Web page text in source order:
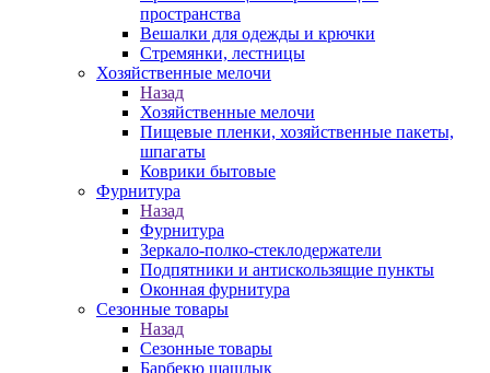
пространства
Вешалки для одежды и крючки
Стремянки, лестницы
Хозяйственные мелочи
Назад
Хозяйственные мелочи
Пищевые пленки, хозяйственные пакеты,
шпагаты
Коврики бытовые
Фурнитура
Назад
Фурнитура
Зеркало-полко-стеклодержатели
Подпятники и антискользящие пункты
Оконная фурнитура
Сезонные товары
Назад
Сезонные товары
Барбекю шашлык